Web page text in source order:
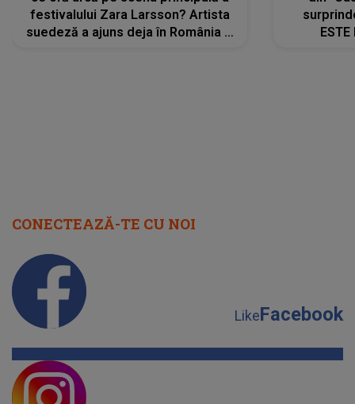
festivalului Zara Larsson? Artista
suedeză a ajuns deja în România și
CONECTEAZĂ-TE CU NOI
LikeFacebook